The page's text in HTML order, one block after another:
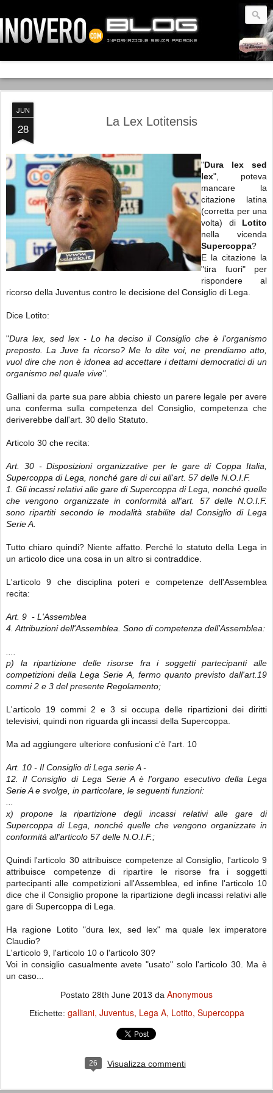
JUN
28 La Lex Lotitensis
"Dura lex sed
lex", poteva
mancare la
citazione latina
(corretta per una
volta) di Lotito
nella vicenda
Supercoppa?
E la citazione la
"tira fuori" per
rispondere al
ricorso della Juventus contro le decisione del Consiglio di Lega.
Dice Lotito:
"Dura lex, sed lex - Lo ha deciso il Consiglio che è l'organismo
preposto. La Juve fa ricorso? Me lo dite voi, ne prendiamo atto,
vuol dire che non è idonea ad accettare i dettami democratici di un
organismo nel quale vive".
Galliani da parte sua pare abbia chiesto un parere legale per avere
una conferma sulla competenza del Consiglio, competenza che
deriverebbe dall'art. 30 dello Statuto.
Articolo 30 che recita:
Art. 30 ‐ Disposizioni organizzative per le gare di Coppa Italia,
Supercoppa di Lega, nonché gare di cui allʹart. 57 delle N.O.I.F.
1. Gli incassi relativi alle gare di Supercoppa di Lega, nonché quelle
che vengono organizzate in conformità allʹart. 57 delle N.O.I.F.
sono ripartiti secondo le modalità stabilite dal Consiglio di Lega
Serie A.
Tutto chiaro quindi? Niente affatto. Perché lo statuto della Lega in
un articolo dice una cosa in un altro si contraddice.
L'articolo 9 che disciplina poteri e competenze dell'Assemblea
recita:
Art. 9 ‐ LʹAssemblea
4. Attribuzioni dellʹAssemblea. Sono di competenza dellʹAssemblea:
p) la ripartizione delle risorse fra i soggetti partecipanti alle
competizioni della Lega Serie A, fermo quanto previsto dallʹart.19
commi 2 e 3 del presente Regolamento;
L'articolo 19 commi 2 e 3 si occupa delle ripartizioni dei diritti
televisivi, quindi non riguarda gli incassi della Supercoppa.
Ma ad aggiungere ulteriore confusioni c'è l'art. 10
Art. 10 - Il Consiglio di Lega serie A -
12. Il Consiglio di Lega Serie A è lʹorgano esecutivo della Lega
Serie A e svolge, in particolare, le seguenti funzioni:
x) propone la ripartizione degli incassi relativi alle gare di
Supercoppa di Lega, nonché quelle che vengono organizzate in
conformità allʹarticolo 57 delle N.O.I.F.;
Quindi l'articolo 30 attribuisce competenze al Consiglio, l'articolo 9
attribuisce competenze di ripartire le risorse fra i soggetti
partecipanti alle competizioni all'Assemblea, ed infine l'articolo 10
dice che il Consiglio propone la ripartizione degli incassi relativi alle
gare di Supercoppa di Lega.
Ha ragione Lotito "dura lex, sed lex" ma quale lex imperatore
Claudio?
L'articolo 9, l'articolo 10 o l'articolo 30?
Voi in consiglio casualmente avete "usato" solo l'articolo 30. Ma è
un caso...
Postato 28th June 2013 da Anonymous
Etichette: galliani Juventus Lega A Lotito Supercoppa
26 Visualizza commenti